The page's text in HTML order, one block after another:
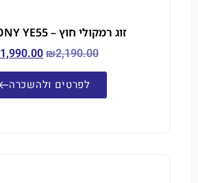
זוג רמקולי חוץ – HARMONY YE55
₪2,190.00
1,990.00
לפרטים ולהשכרה